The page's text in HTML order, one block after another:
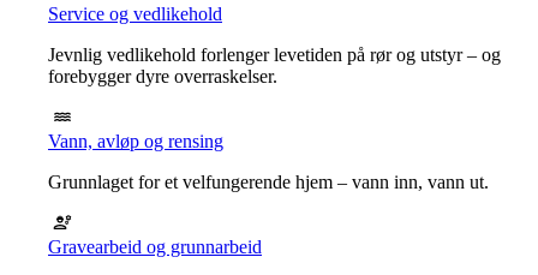
Service og vedlikehold
Jevnlig vedlikehold forlenger levetiden på rør og utstyr – og
forebygger dyre overraskelser.
Vann, avløp og rensing
Grunnlaget for et velfungerende hjem – vann inn, vann ut.
Gravearbeid og grunnarbeid